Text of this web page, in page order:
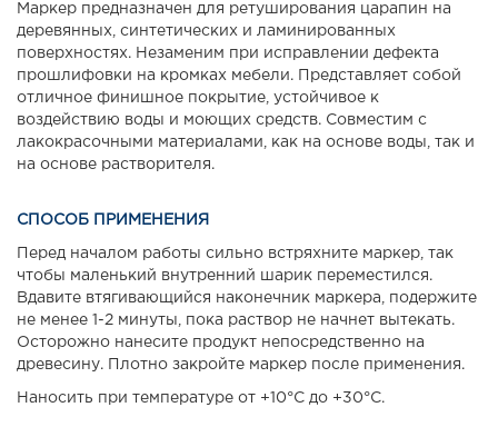
Маркер предназначен для ретуширования царапин на
деревянных, синтетических и ламинированных
поверхностях. Незаменим при исправлении дефекта
прошлифовки на кромках мебели. Представляет собой
отличное финишное покрытие, устойчивое к
воздействию воды и моющих средств. Совместим с
лакокрасочными материалами, как на основе воды, так и
на основе растворителя.
СПОСОБ ПРИМЕНЕНИЯ
Перед началом работы сильно встряхните маркер, так
чтобы маленький внутренний шарик переместился.
Вдавите втягивающийся наконечник маркера, подержите
не менее 1-2 минуты, пока раствор не начнет вытекать.
Осторожно нанесите продукт непосредственно на
древесину. Плотно закройте маркер после применения.
Наносить при температуре от +10°С до +30°С.